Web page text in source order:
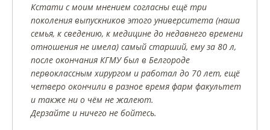
Кстати с моим мнением согласны ещё три
поколения выпускников этого университета (наша
семья, к сведению, к медицине до недавнего времени
отношения не имела) самый старший, ему за 80 л,
после окончания КГМУ был в Белгороде
первоклассным хирургом и работал до 70 лет, ещё
четверо окончили в разное время фарм факультет
и также ни о чём не жалеют.
Дерзайте и ничего не бойтесь.